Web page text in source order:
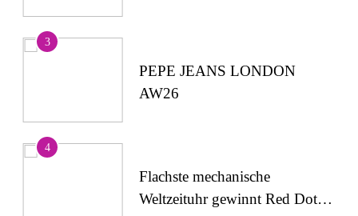
3
PEPE JEANS LONDON
AW26
4
Flachste mechanische
Weltzeituhr gewinnt Red Dot: